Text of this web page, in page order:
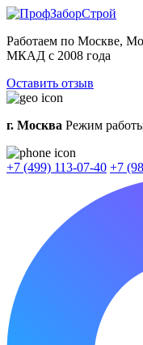
Работаем по Москве,
МКАД с 2008 года
Оставить отзыв
г. Москва Режим
+7 (499) 113-07-40 +7